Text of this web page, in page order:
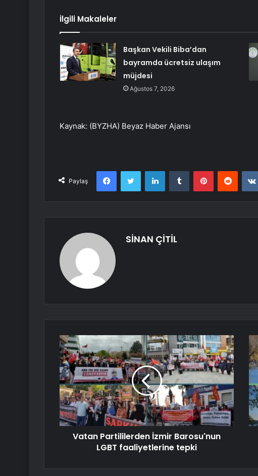
İlgili Makaleler
Başkan Vekili Biba’dan
bayramda ücretsiz ulaşım
müjdesi
Ağustos 7, 2026
Kaynak: (BYZHA) Beyaz Haber Ajansı
Paylaş
FacebookTwitter LinkedInTumblr PinterestReddit
SİNAN ÇİTİL
Vatan Partililerden İzmir Barosu'nun
LGBT faaliyetlerine tepki